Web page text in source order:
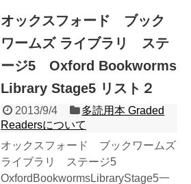
オックスフォード ブック
ワームズ ライブラリ ステ
ージ5 Oxford Bookworms
Library Stage5 リスト２
2013/9/4
多読用本 Graded
Readersについて
オックスフォード ブックワームズ
ライブラリ ステージ5
OxfordBookwormsLibraryStage5一